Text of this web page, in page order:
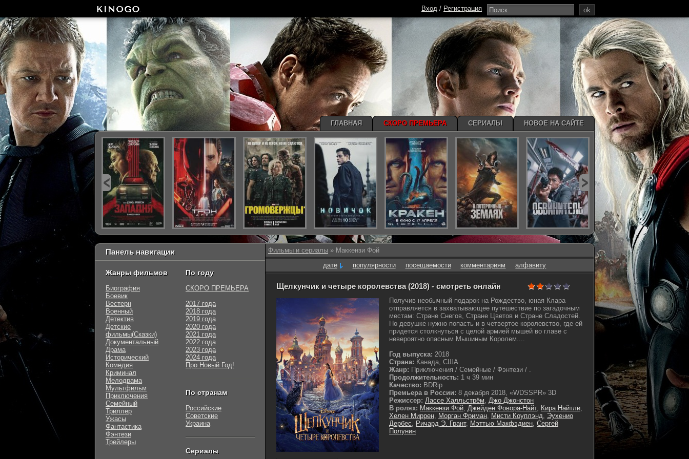
Фильмы и сериалы » Маккензи Фой
дате
популярности посещаемости комментариям алфавиту
Щелкунчик и четыре королевства (2018) - смотреть онлайн
Получив необычный подарок на Рождество, юная Клара
отправляется в захватывающее путешествие по загадочным
местам: Стране Снегов, Стране Цветов и Стране Сладостей.
Но девушке нужно попасть и в четвертое королевство, где ей
придется столкнуться с целой армией мышей во главе с
невероятно опасным Мышиным Королем....
Год выпуска: 2018
Страна: Канада, США
Жанр: Приключения / Семейные / Фэнтези / .
Продолжительность: 1 ч 39 мин
Качество: BDRip
Премьера в России: 8 декабря 2018, «WDSSPR» 3D
Режиссер: Лассе Халльстрём, Джо Джонстон
В ролях: Маккензи Фой, Джейден Фовора-Найт, Кира Найтли,
Хелен Миррен, Морган Фриман, Мисти Коуплэнд, Эухенио
Дербес, Ричард Э. Грант, Мэттью Макфэдиен, Сергей
Полунин
Панель навигации
Жанры фильмов
Биография
Боевик
Вестерн
Военный
Детектив
Детские
фильмы(Сказки)
Документальный
Драма
Исторический
Комедия
Криминал
Мелодрама
Мультфильм
Приключения
Семейный
Триллер
Ужасы
Фантастика
Фэнтези
Трейлеры
По году
СКОРО ПРЕМЬЕРА
2017 года
2018 года
2019 года
2020 года
2021 года
2022 года
2023 года
2024 года
Про Новый Год!
По странам
Российские
Советские
Украина
Сериалы
ok
Вход / Регистрация
ГЛАВНАЯ СКОРО ПРЕМЬЕРА СЕРИАЛЫ НОВОЕ НА САЙТЕ